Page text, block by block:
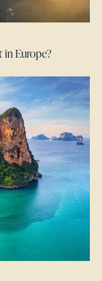
in Europe?